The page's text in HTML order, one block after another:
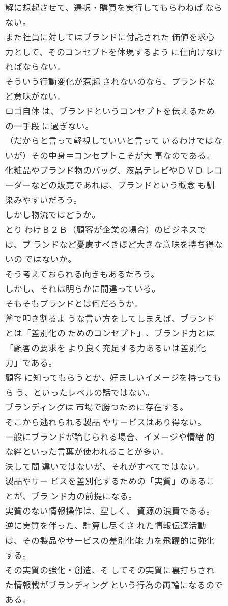
解に想起させて、選択・購買を実行してもらわねば なら
ない。
また社員に対してはブランドに付託された 価値を求心
力として、そのコンセプトを体現するよう に仕向けなけ
ればならない。
そういう行動変化が惹起 されないのなら、ブランドな
ど意味がない。
ロゴ自体 は、ブランドというコンセプトを伝えるため
の一手段 に過ぎない。
（だからと言って軽視していいと言って いるわけではな
いが）その中身＝コンセプトこそが大 事なのである。
化粧品やブランド物のバッグ、液晶テレビやＤＶＤ レコ
ーダーなどの販売であれば、ブランドという概念 も馴
染みやすいだろう。
しかし物流ではどうか。
とり わけＢ２Ｂ（顧客が企業の場合）のビジネスで
は、ブ ランドなど憂慮すべきほど大きな意味を持ち得な
いの ではないか。
そう考えておられる向きもあるだろう。
しかし、それは明らかに間違っている。
そもそもブランドとは何だろうか。
斧で叩き割るよ うな言い方をしてしまえば、ブランド
とは「差別化の ためのコンセプト」、ブランド力とは
「顧客の要求を より良く充足する力あるいは差別化
力」である。
顧客 に知ってもらうとか、好ましいイメージを持っても
ら う、といったレベルの話ではない。
ブランディングは 市場で勝つために存在する。
そこから逃れられる製品 やサービスはあり得ない。
一般にブランドが論じられる場合、イメージや情緒 的
な絆といった言葉が使われることが多い。
決して間 違いではないが、それがすべてではない。
製品やサー ビスを差別化するための「実質」のあるこ
とが、ブラ ンド力の前提になる。
実質のない情報操作は、空しく、 資源の浪費である。
逆に実質を伴った、計算し尽くさ れた情報伝達活動
は、その製品やサービスの差別化能 力を飛躍的に強化
する。
その実質の強化・創造、そ してその実質に裏打ちされ
た情報戦がブランディング という行為の両輪になるので
ある。